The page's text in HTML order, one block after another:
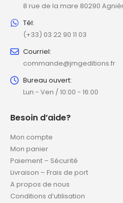
8 rue de la mare 80290
Tél:
(+33) 03 22 90 11 03
Courriel:
commande@jmgeditions.fr
Bureau ouvert:
Lun - Ven / 10:00 - 16:00
Besoin d’aide?
Mon compte
Mon panier
Paiement – Sécurité
Livraison – Frais de port
A propos de nous
Conditions d’utilisation